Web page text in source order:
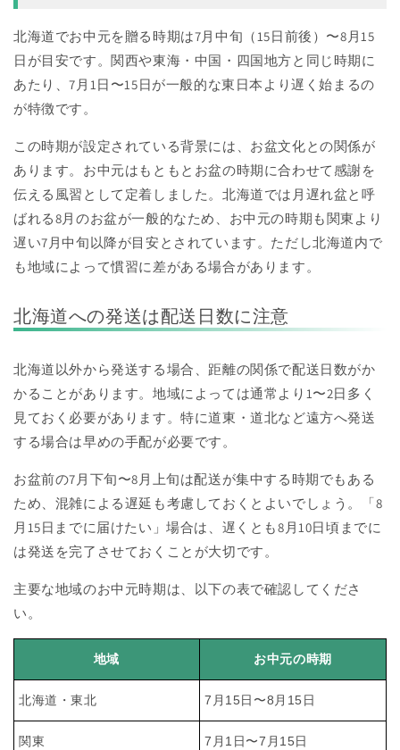
北海道でお中元を贈る時期は7月中旬（15日前後）〜8月15
日が目安です。関西や東海・中国・四国地方と同じ時期に
あたり、7月1日〜15日が一般的な東日本より遅く始まるの
が特徴です。
この時期が設定されている背景には、お盆文化との関係が
あります。お中元はもともとお盆の時期に合わせて感謝を
伝える風習として定着しました。北海道では月遅れ盆と呼
ばれる8月のお盆が一般的なため、お中元の時期も関東より
遅い7月中旬以降が目安とされています。ただし北海道内で
も地域によって慣習に差がある場合があります。
北海道への発送は配送日数に注意
北海道以外から発送する場合、距離の関係で配送日数がか
かることがあります。地域によっては通常より1〜2日多く
見ておく必要があります。特に道東・道北など遠方へ発送
する場合は早めの手配が必要です。
お盆前の7月下旬〜8月上旬は配送が集中する時期でもある
ため、混雑による遅延も考慮しておくとよいでしょう。「8
月15日までに届けたい」場合は、遅くとも8月10日頃までに
は発送を完了させておくことが大切です。
主要な地域のお中元時期は、以下の表で確認してくださ
い。
地域 お中元の時期
北海道・東北 7月15日〜8月15日
関東 7月1日〜7月15日